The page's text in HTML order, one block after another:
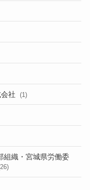
社 (1)
組織・宮城県労働委